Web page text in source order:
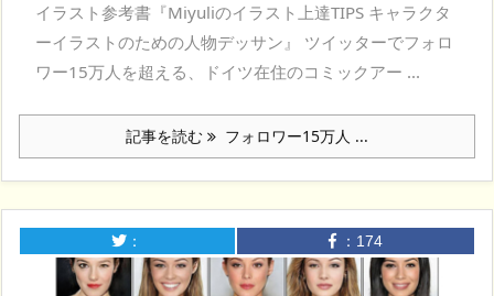
イラスト参考書『Miyuliのイラスト上達TIPS キャラクタ
ーイラストのための人物デッサン』 ツイッターでフォロ
ワー15万人を超える、ドイツ在住のコミックアー ...
記事を読む フォロワー15万人 ...
： ： 174